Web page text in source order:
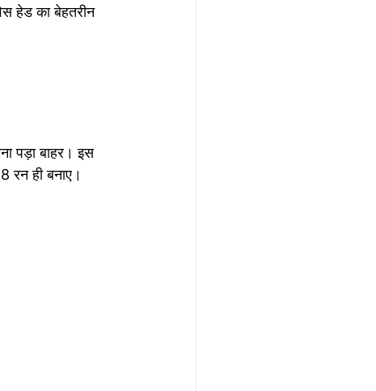
हेड का बेहतरीन
पड़ा बाहर। इस
रन ही बनाए।